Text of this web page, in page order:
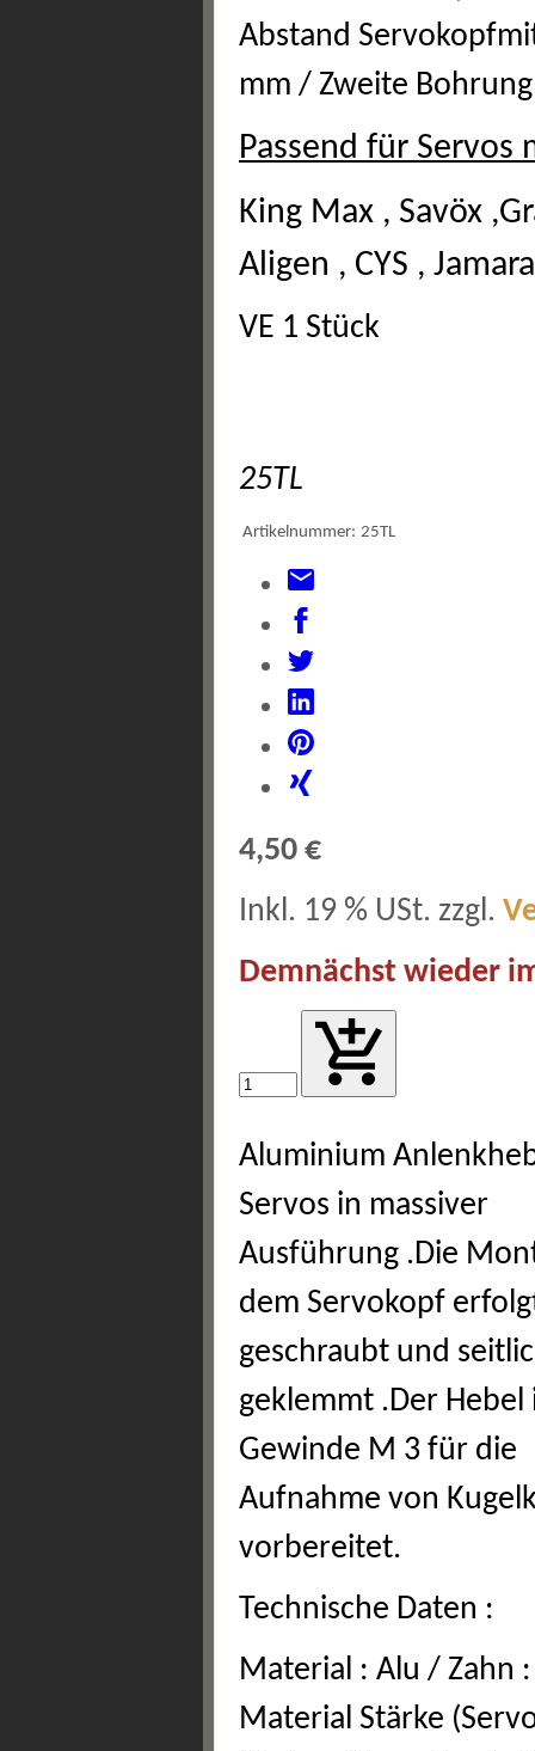
Abstand
mm / Zweite
Passend für Servos
King Max , Savöx
Aligen , CYS ,
VE 1 Stück
25TL
Artikelnummer: 25TL
4,50 €
Inkl. 19 % USt. zzgl.
Demnächst wieder
Aluminium
Servos in massiver
Ausführung .Die
dem Servokopf
geschraubt und
geklemmt .Der Hebel
Gewinde M 3 für die
Aufnahme von
vorbereitet.
Technische Daten :
Material : Alu / Zahn
Material Stärke